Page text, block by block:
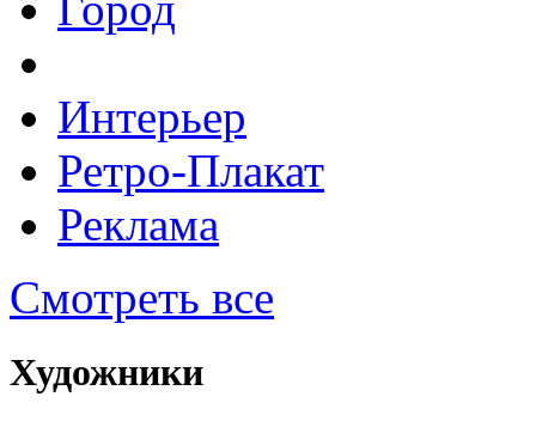
Интерьер
Ретро-Плакат
Реклама
Смотреть все
Художники